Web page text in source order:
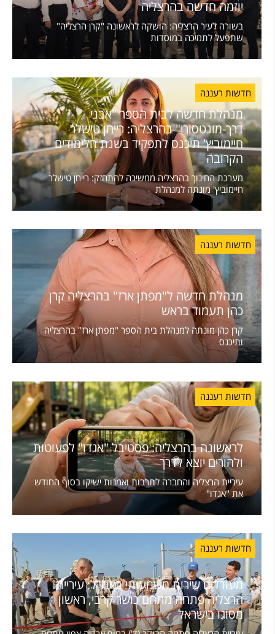
יוזמה חדשה בהרצליה
בשורה לעיר הרצליה: הושקה לראשונה "קרן הרצליה"
שתפעל לתמיכה במוסדות
חדשות רעננה
מנהלת חדשה לבית הספר "אבני
דרך-מונטסורי" בהרצליה: רייחן טישלר
חיימוביץ' תיכנס לתפקיד בשנת הלימודים
הקרובה
מערכת החינוך בהרצליה ממשיכה להתחזק: רייחן טישלר
חיימוביץ' מונתה למנהלת
חדשות רעננה
מנהלת חדשה ל"מפתן ארז" בהרצליה קרן
כהן תעמוד בראש
קרן כהן מונתה למנהלת בית הספר "מפתן ארז" בהרצליה
ותיכנס
חדשות רעננה
לראשונה בהרצליה: פסטיבל "אגדו" לפעוטות
ולהורים יוצא לדרך
עיריית הרצליה והחברה לתרבות ואמנות ישיקו בסוף החודש
את "אגדו"
חדשות רעננה
מעודדים שירות משמעותי בצה"ל: עיריית
הרצליה פתחה מתחם כושר קרבי, ראשון
מסוגו בישראל